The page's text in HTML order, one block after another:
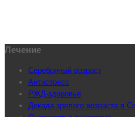
Лечение
Серебряный возраст
Антистресс
РЖД-здоровье
Декада зрелого возраста в